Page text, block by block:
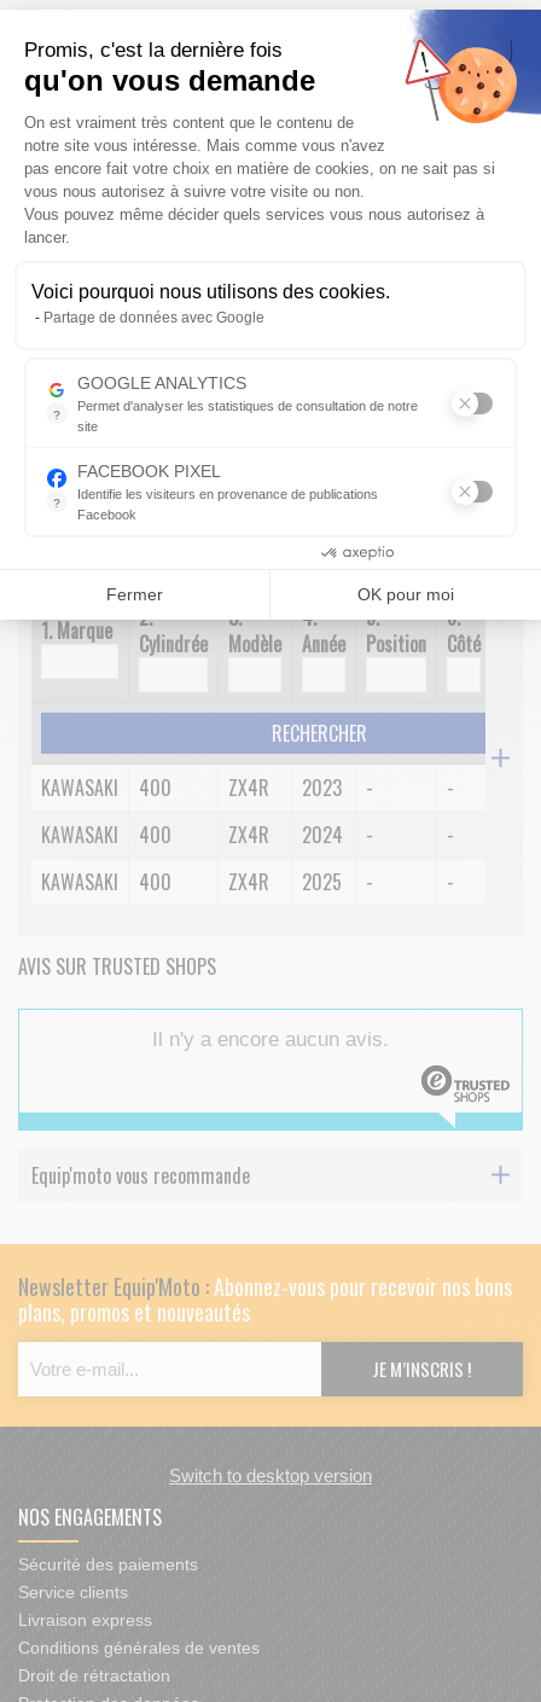
pot d'échappement moto SHARK RCT cout homologué avec
raccord et db killer
Plus de détails
Posez une question sur ce produit
387.55€ 407.95 € -5%
Fabriqué de 7 à 30 jours
Frais de port
OFFERTS pour l’achat de ce produit
Vérifier la compatibilité
Envoyer par mail
1. Marque
2.
Cylindrée
3.
Modèle
4.
Année
5.
Position
6.
Côté
7.
RECHERCHER
KAWASAKI
400 ZX4R 2023 - -
KAWASAKI
400 ZX4R 2024 - -
KAWASAKI
400 ZX4R 2025 - -
AVIS SUR TRUSTED SHOPS
Il n'y a encore aucun avis.
Equip'moto vous recommande
Newsletter Equip'Moto :Abonnez-vous pour recevoir nos bons
plans, promos et nouveautés
Switch to desktop version
NOS ENGAGEMENTS
Sécurité des paiements
Service clients
Livraison express
Conditions générales de ventes
Droit de rétractation
Promis, c'est la dernière fois
qu'on vous demande
Plateforme de Gestion du
On est vraiment très content que le contenu de
notre site vous intéresse. Mais comme vous n'avez
pas encore fait votre choix en matière de cookies, on ne sait pas si
vous nous autorisez à suivre votre visite ou non.
Vous pouvez même décider quels services vous nous autorisez à
lancer.
Voici pourquoi nous utilisons des cookies.
Partage de données avec Google
?
GOOGLE ANALYTICS
Permet d'analyser les statistiques de consultation de notre
site
?
FACEBOOK PIXEL
Identifie les visiteurs en provenance de publications
Facebook
Fermer OK pour moi
Axeptio consent